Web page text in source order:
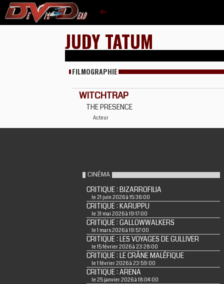
JUDY TATUM
FILMOGRAPHIE
WITCHTRAP
THE PRESENCE
Acteur
CINÉMA
CRITIQUE : BIZARROFILIA
le 21 juin 2026 à 15:36:00
CRITIQUE : KARUPPU
le 31 mai 2026 à 19:17:00
CRITIQUE : GALLOWWALKERS
le 1 mars 2026 à 19:57:00
CRITIQUE : LES VOYAGES DE GULLIVER
le 15 février 2026 à 23:28:00
CRITIQUE : LE CRÂNE MALÉFIQUE
le 1 février 2026 à 23:59:00
CRITIQUE : ARENA
le 25 janvier 2026 à 18:04:00